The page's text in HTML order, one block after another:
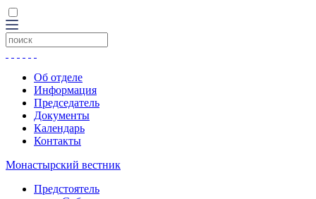
Об отделе
Информация
Председатель
Документы
Календарь
Контакты
Монастырский вестник
Предстоятель